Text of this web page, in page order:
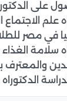
على
علم الاجتماع
في مصر
سلامة
والمعترف
الدكتوراه